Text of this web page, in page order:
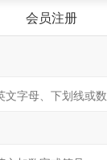
会员注册